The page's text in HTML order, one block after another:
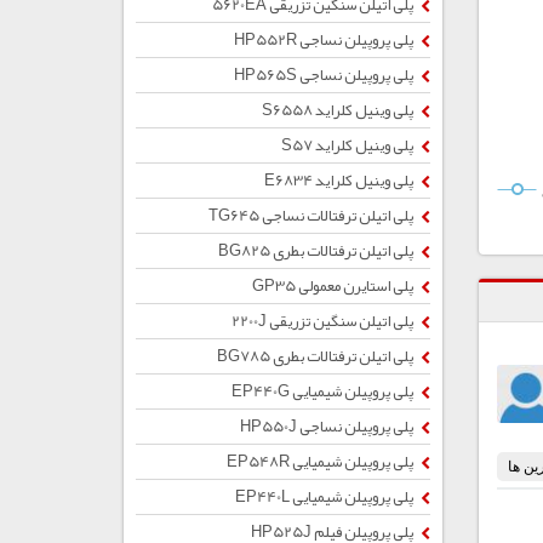
پلی پروپیلن نساجی HP552R
پلی پروپیلن نساجی HP565S
پلی وینیل کلراید S6558
پلی وینیل کلراید S57
پلی وینیل کلراید E6834
پلی اتیلن ترفتالات نساجی TG645
پلی اتیلن ترفتالات بطری BG825
پلی استایرن معمولی GP35
پلی اتیلن سنگین تزریقی 2200J
پلی اتیلن ترفتالات بطری BG785
پلی پروپیلن شیمیایی EP440G
پلی پروپیلن نساجی HP550J
پلی پروپیلن شیمیایی EP548R
پلی پروپیلن شیمیایی EP440L
پلی پروپیلن فیلم HP525J